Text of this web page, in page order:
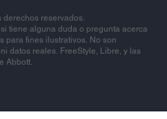
reservados.
tiene alguna duda o pregunta acerca
para fines ilustrativos. No son
datos reales. FreeStyle, Libre, y las
Abbott.